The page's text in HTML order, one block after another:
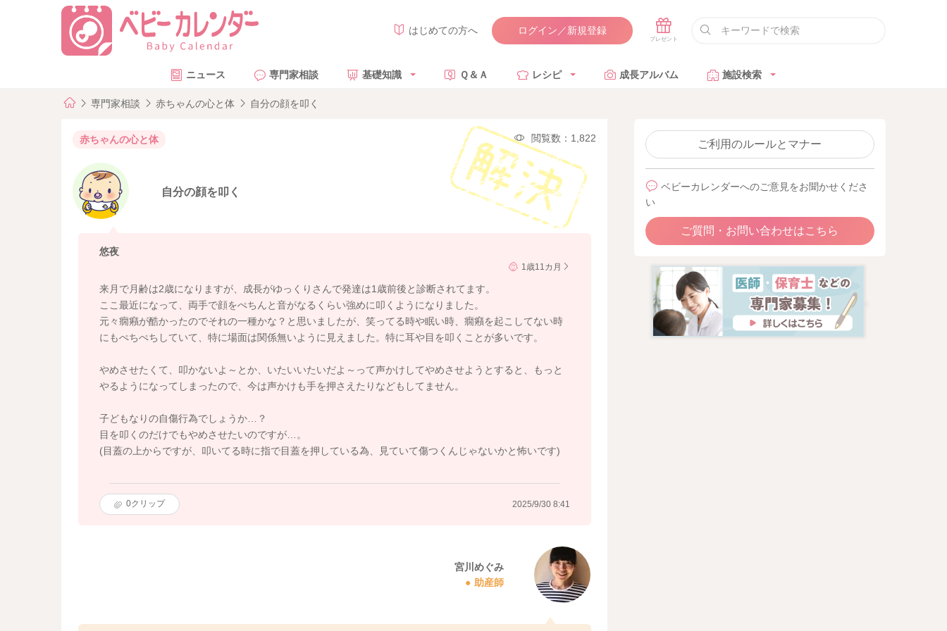
はじめての方へ ログイン／新規登録
ニュース 専門家相談 基礎知識 Ｑ＆Ａ レシピ 成長アルバム 施設検索
専門家相談 赤ちゃんの心と体 自分の顔を叩く
赤ちゃんの心と体 閲覧数：1,822
自分の顔を叩く
悠夜
1歳11カ月
来月で月齢は2歳になりますが、成長がゆっくりさんで発達は1歳前後と診断されてます。
ここ最近になって、両手で顔をぺちんと音がなるくらい強めに叩くようになりました。
元々癇癪が酷かったのでそれの一種かな？と思いましたが、笑ってる時や眠い時、癇癪を起こしてない時
にもぺちぺちしていて、特に場面は関係無いように見えました。特に耳や目を叩くことが多いです。
やめさせたくて、叩かないよ～とか、いたいいたいだよ～って声かけしてやめさせようとすると、もっと
やるようになってしまったので、今は声かけも手を押さえたりなどもしてません。
子どもなりの自傷行為でしょうか…？
目を叩くのだけでもやめさせたいのですが…。
(目蓋の上からですが、叩いてる時に指で目蓋を押している為、見ていて傷つくんじゃないかと怖いです)
0クリップ 2025/9/30 8:41
宮川めぐみ
助産師
ご利用のルールとマナー
ベビーカレンダーへのご意見をお聞かせくださ
い
ご質問・お問い合わせはこちら